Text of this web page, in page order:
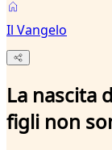
Il Vangelo
La nascita
figli non